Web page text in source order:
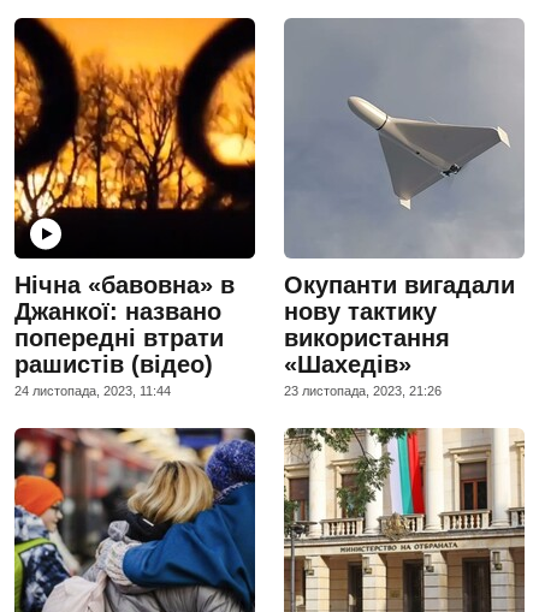
Нічна «бавовна» в
Джанкої: названо
попередні втрати
рашистів (відео)
24 листопада, 2023, 11:44
Окупанти вигадали
нову тактику
використання
«Шахедів»
23 листопада, 2023, 21:26